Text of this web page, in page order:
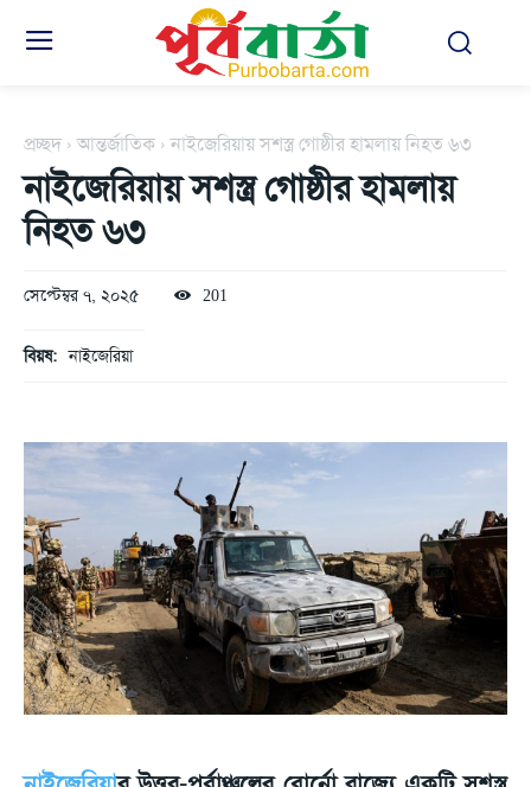
প্রচ্ছদ আন্তর্জাতিক নাইজেরিয়ায় সশস্ত্র গোষ্ঠীর হামলায় নিহত ৬৩
নাইজেরিয়ায় সশস্ত্র গোষ্ঠীর হামলায়
নিহত ৬৩
সেপ্টেম্বর ৭, ২০২৫ 201
বিয়ষ: নাইজেরিয়া